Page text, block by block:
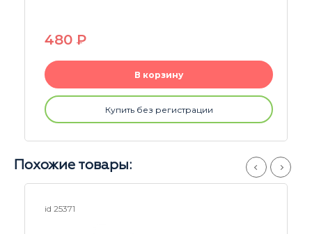
240P
В корзину
Купить без регистрации
Похожие товары:
id 24953